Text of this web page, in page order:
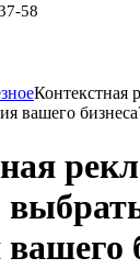
58
Контекстная
вашего